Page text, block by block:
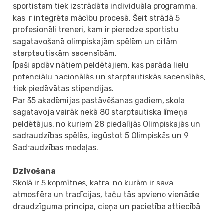
sportistam tiek izstrādāta individuāla programma,
kas ir integrēta mācību procesā. Šeit strādā 5
profesionāli treneri, kam ir pieredze sportistu
sagatavošanā olimpiskajām spēlēm un citām
starptautiskām sacensībām.
Īpaši apdāvinātiem peldētājiem, kas parāda lielu
potenciālu nacionālās un starptautiskās sacensībās,
tiek piedāvātas stipendijas.
Par 35 akadēmijas pastāvēšanas gadiem, skola
sagatavoja vairāk nekā 80 starptautiska līmeņa
peldētājus, no kuriem 28 piedalījās Olimpiskajās un
sadraudzības spēlēs, iegūstot 5 Olimpiskās un 9
Sadraudzības medaļas.
Dzīvošana
Skolā ir 5 kopmītnes, katrai no kurām ir sava
atmosfēra un tradīcijas, taču tās apvieno vienādie
draudzīguma principa, cieņa un pacietība attiecībā